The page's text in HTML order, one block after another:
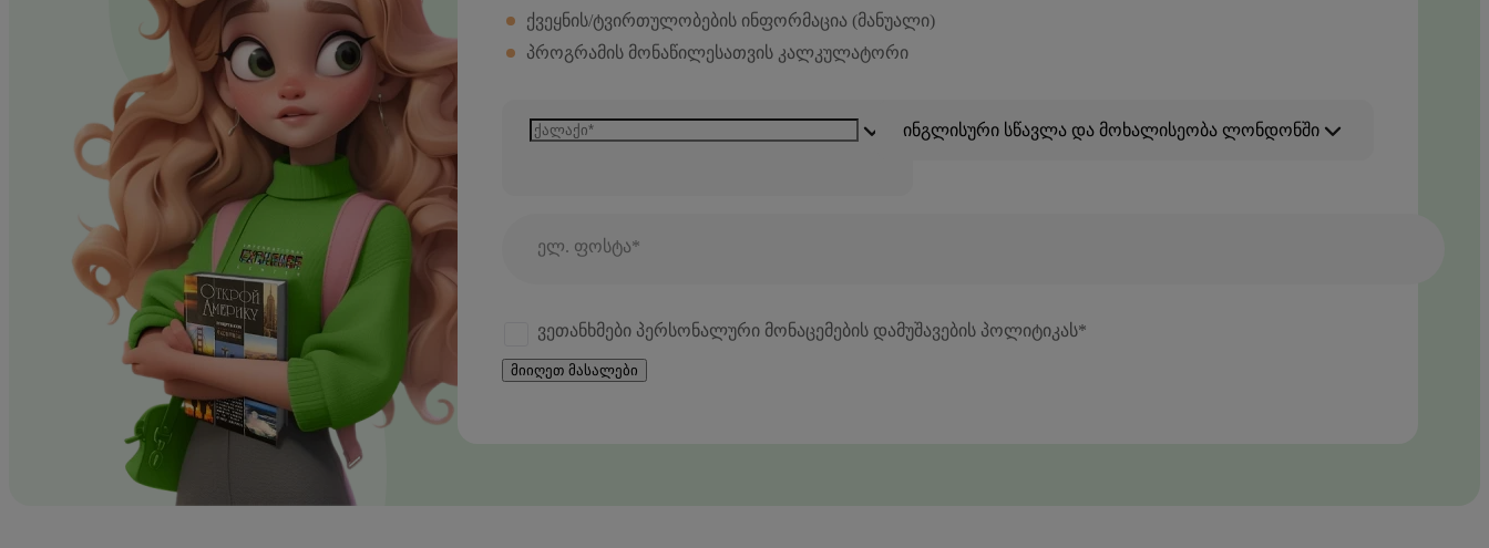
ქვეყნის/ტვირთულობების ინფორმაცია (მანუალი)
პროგრამის მონაწილესათვის კალკულატორი
ინგლისური სწავლა და მოხალისეობა ლონდონში
ელ. ფოსტა*
ვეთანხმები პერსონალური მონაცემების დამუშავების პოლიტიკას*
მიიღეთ მასალები